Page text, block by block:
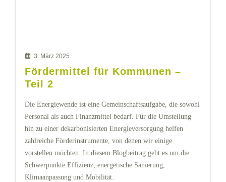
3. März 2025
Fördermittel für Kommunen –
Teil 2
Die Energiewende ist eine Gemeinschaftsaufgabe, die sowohl
Personal als auch Finanzmittel bedarf. Für die Umstellung
hin zu einer dekarbonisierten Energieversorgung helfen
zahlreiche Förderinstrumente, von denen wir einige
vorstellen möchten. In diesem Blogbeitrag geht es um die
Schwerpunkte Effizienz, energetische Sanierung,
Klimaanpassung und Mobilität.